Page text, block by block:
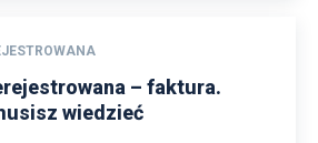
– faktura.
wiedzieć